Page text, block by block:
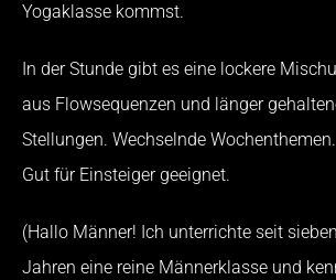
Yogaklasse kommst.
In der Stunde gibt es eine lockere
aus Flowsequenzen und länger
Stellungen. Wechselnde Wochenthemen.
Gut für Einsteiger geeignet.
(Hallo Männer! Ich unterrichte seit sieben
Jahren eine reine Männerklasse und